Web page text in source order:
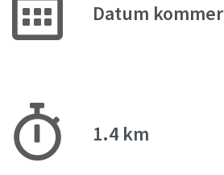
Datum kommer
1.4 km